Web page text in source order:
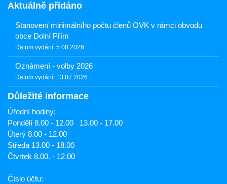
Aktuálně přidáno
Stanovení minimálního počtu členů OVK v rámci obvodu
obce Dolní Přím
Datum vydání: 5.08.2026
Oznámení - volby 2026
Datum vydání: 13.07.2026
Důležité informace
Úřední hodiny:
Pondělí 8.00 - 12.00 13.00 - 17.00
Úterý 8.00 - 12.00
Středa 13.00 - 18.00
Čtvrtek 8.00. - 12.00
Číslo účtu: